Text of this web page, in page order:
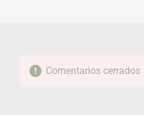
Comentarios cerrados